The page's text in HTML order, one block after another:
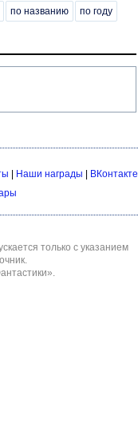
по названию по году
Наши награды
ВКонтакте
только с указанием
.